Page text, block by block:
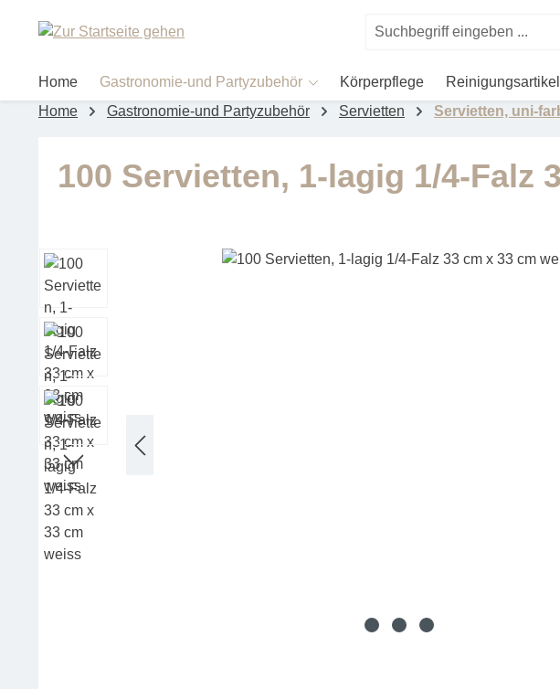
Hauptinhalt springen
Zur Suche springen
Home Gastronomie-und Partyzubehör Körperpflege Reinigungsartikel
Home
Gastronomie-und Partyzubehör Servietten Servietten, uni-
100 Servietten, 1-lagig 1/4-Falz
Bildergalerie überspringen